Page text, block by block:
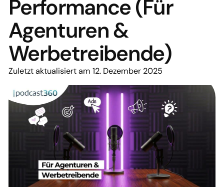
Performance (Für
Agenturen &
Werbetreibende)
Zuletzt aktualisiert am 12. Dezember 2025